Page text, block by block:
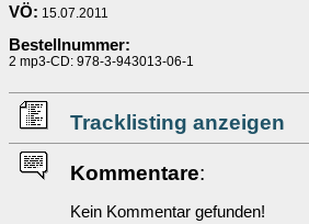
VÖ: 15.07.2011
Bestellnummer:
2 mp3-CD: 978-3-943013-06-1
Tracklisting anzeigen
Kommentare:
Kein Kommentar gefunden!